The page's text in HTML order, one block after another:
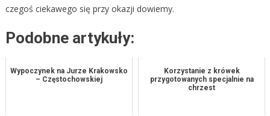
czegoś ciekawego się przy okazji dowiemy.
Podobne artykuły:
Wypoczynek na Jurze Krakowsko
– Częstochowskiej
Korzystanie z krówek
przygotowanych specjalnie na
chrzest